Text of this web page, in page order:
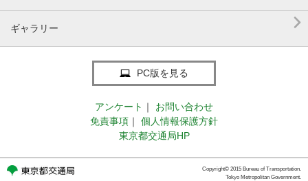
ギャラリー 
PC版を見る
アンケート ｜
お問い合わせ
免責事項 ｜
個人情報保護方針
東京都交通局HP
Copyright© 2015 Bureau of Transportation.
Tokyo Metropolitan Government.